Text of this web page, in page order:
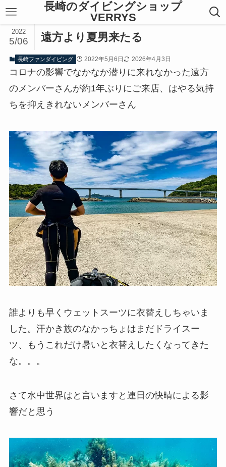
長崎のダイビングショップ
VERRYS
遠方より夏男来たる
2022
5/06
長崎ファンダイビング 2022年5月6日 2026年4月3日
コロナの影響でなかなか潜りに来れなかった遠方
のメンバーさんが約1年ぶりにご来店、はやる気持
ちを抑えきれないメンバーさん
誰よりも早くウェットスーツに衣替えしちゃいま
した。汗かき族のなかっちょはまだドライスー
ツ、もうこれだけ暑いと衣替えしたくなってきた
な。。。
さて水中世界はと言いますと連日の快晴による影
響だと思う